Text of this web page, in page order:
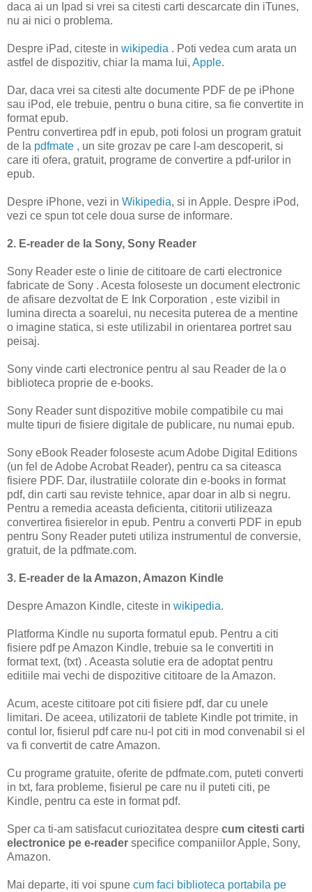
daca ai un Ipad si vrei sa citesti carti descarcate din iTunes,
nu ai nici o problema.
Despre iPad, citeste in wikipedia . Poti vedea cum arata un
astfel de dispozitiv, chiar la mama lui, Apple.
Dar, daca vrei sa citesti alte documente PDF de pe iPhone
sau iPod, ele trebuie, pentru o buna citire, sa fie convertite in
format epub.
Pentru convertirea pdf in epub, poti folosi un program gratuit
de la pdfmate , un site grozav pe care l-am descoperit, si
care iti ofera, gratuit, programe de convertire a pdf-urilor in
epub.
Despre iPhone, vezi in Wikipedia, si in Apple. Despre iPod,
vezi ce spun tot cele doua surse de informare.
2. E-reader de la Sony, Sony Reader
Sony Reader este o linie de cititoare de carti electronice
fabricate de Sony . Acesta foloseste un document electronic
de afisare dezvoltat de E Ink Corporation , este vizibil in
lumina directa a soarelui, nu necesita puterea de a mentine
o imagine statica, si este utilizabil in orientarea portret sau
peisaj.
Sony vinde carti electronice pentru al sau Reader de la o
biblioteca proprie de e-books.
Sony Reader sunt dispozitive mobile compatibile cu mai
multe tipuri de fisiere digitale de publicare, nu numai epub.
Sony eBook Reader foloseste acum Adobe Digital Editions
(un fel de Adobe Acrobat Reader), pentru ca sa citeasca
fisiere PDF. Dar, ilustratiile colorate din e-books in format
pdf, din carti sau reviste tehnice, apar doar in alb si negru.
Pentru a remedia aceasta deficienta, cititorii utilizeaza
convertirea fisierelor in epub. Pentru a converti PDF in epub
pentru Sony Reader puteti utiliza instrumentul de conversie,
gratuit, de la pdfmate.com.
3. E-reader de la Amazon, Amazon Kindle
Despre Amazon Kindle, citeste in wikipedia.
Platforma Kindle nu suporta formatul epub. Pentru a citi
fisiere pdf pe Amazon Kindle, trebuie sa le convertiti in
format text, (txt) . Aceasta solutie era de adoptat pentru
editiile mai vechi de dispozitive cititoare de la Amazon.
Acum, aceste cititoare pot citi fisiere pdf, dar cu unele
limitari. De aceea, utilizatorii de tablete Kindle pot trimite, in
contul lor, fisierul pdf care nu-l pot citi in mod convenabil si el
va fi convertit de catre Amazon.
Cu programe gratuite, oferite de pdfmate.com, puteti converti
in txt, fara probleme, fisierul pe care nu il puteti citi, pe
Kindle, pentru ca este in format pdf.
Sper ca ti-am satisfacut curiozitatea despre cum citesti carti
electronice pe e-reader specifice companiilor Apple, Sony,
Amazon.
Mai departe, iti voi spune cum faci biblioteca portabila pe